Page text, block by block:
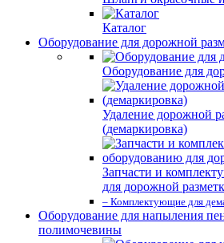
Каталог
Оборудование для дорожной
Оборудование для
Удаление дорожной
(демаркировка)
Запчасти и
для дорожной
– Комплектующие для
Оборудование для напыления
полимочевины